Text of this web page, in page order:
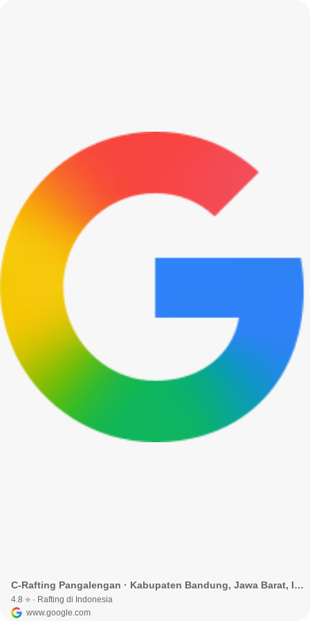
C-Rafting Pangalengan · Kabupaten Bandung, Jawa Barat, Indonesia
4.8 ⭐ · Rafting di Indonesia
www.google.com